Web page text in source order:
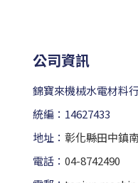
公司資訊
錦寶來機械水電材料
統編：14627433
地址： 彰化縣田中鎮
電話： 04-8742490